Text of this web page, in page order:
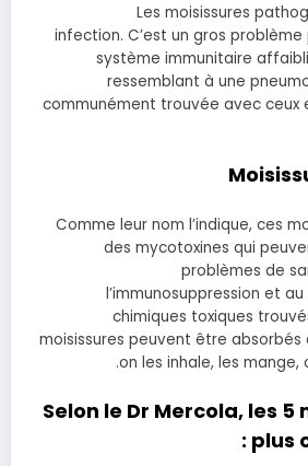
Les moisissures
infection. C’est un gros
système immunitaire
ressemblant à une
communément trouvée avec ceux
Comme leur nom l’indique, ces
des mycotoxines qui
problèmes de
l’immunosuppression et
chimiques toxiques
moisissures peuvent être absorbés
on les inhale, les mange,
Selon le Dr Mercola, les 5
plus